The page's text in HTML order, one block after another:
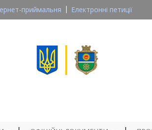
приймальня
Електронні петиції